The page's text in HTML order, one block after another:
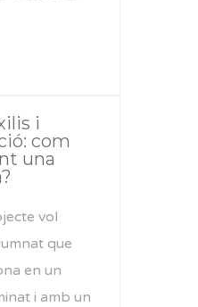
i
com
una
vol
que
en un
i amb un